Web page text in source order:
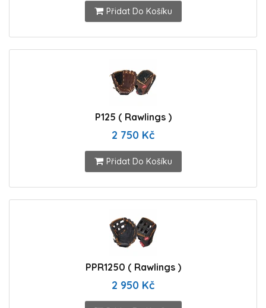
Přidat Do Košíku
P125 ( Rawlings )
2 750 Kč
Přidat Do Košíku
PPR1250 ( Rawlings )
2 950 Kč